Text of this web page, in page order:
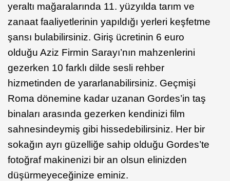
yeraltı mağaralarında 11. yüzyılda tarım ve
zanaat faaliyetlerinin yapıldığı yerleri keşfetme
şansı bulabilirsiniz. Giriş ücretinin 6 euro
olduğu Aziz Firmin Sarayı’nın mahzenlerini
gezerken 10 farklı dilde sesli rehber
hizmetinden de yararlanabilirsiniz. Geçmişi
Roma dönemine kadar uzanan Gordes’in taş
binaları arasında gezerken kendinizi film
sahnesindeymiş gibi hissedebilirsiniz. Her bir
sokağın ayrı güzelliğe sahip olduğu Gordes’te
fotoğraf makinenizi bir an olsun elinizden
düşürmeyeceğinize eminiz.